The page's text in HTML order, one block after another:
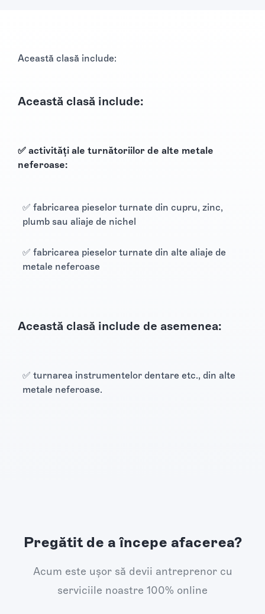
Această clasă include:
Această clasă include:
✅ activități ale turnătoriilor de alte metale
neferoase:
✅ fabricarea pieselor turnate din cupru, zinc,
plumb sau aliaje de nichel
✅ fabricarea pieselor turnate din alte aliaje de
metale neferoase
Această clasă include de asemenea:
✅ turnarea instrumentelor dentare etc., din alte
metale neferoase.
Pregătit de a începe afacerea?
Acum este ușor să devii antreprenor cu
serviciile noastre 100% online